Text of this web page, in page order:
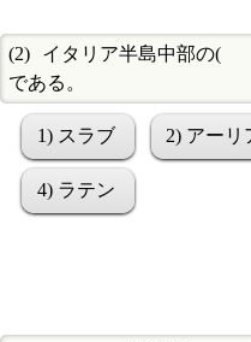
イタリア半島中部の(
である。
1) スラブ 2) アーリ
4) ラテン